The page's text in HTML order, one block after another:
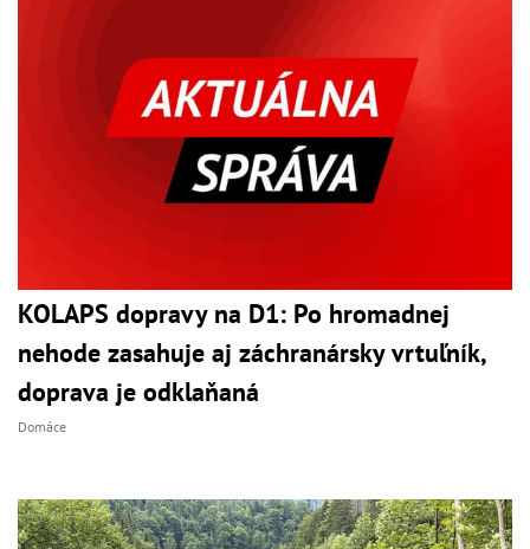
KOLAPS dopravy na D1: Po hromadnej
nehode zasahuje aj záchranársky vrtuľník,
doprava je odklaňaná
Domáce